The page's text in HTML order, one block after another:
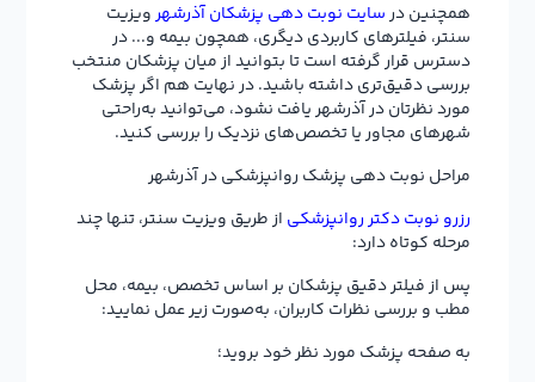
همچنین درسایت نوبت دهی پزشکان آذرشهرویزیت
سنتر، فیلترهای کاربردی دیگری، همچون بیمه و... در
دسترس قرار گرفته است تا بتوانید از میان پزشکان منتخب
بررسی دقیق‌تری داشته باشید. در نهایت هم اگر پزشک
مورد نظرتان در آذرشهر یافت نشود، می‌توانید به‌راحتی
شهرهای مجاور یا تخصص‌های نزدیک را بررسی کنید.
مراحل نوبت دهی پزشک روانپزشکی در آذرشهر
رزرو نوبت دکتر روانپزشکی از طریق ویزیت سنتر، تنها چند
مرحله کوتاه دارد:
پس از فیلتر دقیق پزشکان بر اساس تخصص، بیمه، محل
مطب و بررسی نظرات کاربران، به‌صورت زیر عمل نمایید:
به صفحه پزشک مورد نظر خود بروید؛